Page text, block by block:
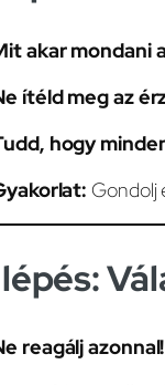
akar mondani
ítéld meg az
hogy
Gondolj
reagálj azonnal!